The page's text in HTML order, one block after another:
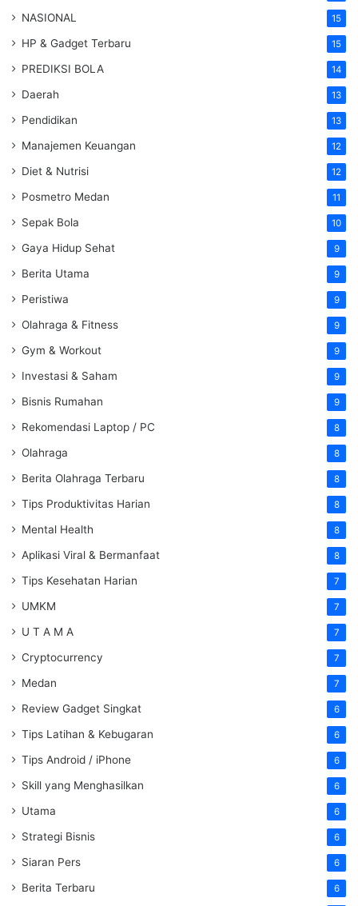
NASIONAL 15
HP & Gadget Terbaru 15
PREDIKSI BOLA 14
Daerah 13
Pendidikan 13
Manajemen Keuangan 12
Diet & Nutrisi 12
Posmetro Medan 11
Sepak Bola 10
Gaya Hidup Sehat 9
Berita Utama 9
Peristiwa 9
Olahraga & Fitness 9
Gym & Workout 9
Investasi & Saham 9
Bisnis Rumahan 9
Rekomendasi Laptop / PC 8
Olahraga 8
Berita Olahraga Terbaru 8
Tips Produktivitas Harian 8
Mental Health 8
Aplikasi Viral & Bermanfaat 8
Tips Kesehatan Harian 7
UMKM 7
U T A M A 7
Cryptocurrency 7
Medan 7
Review Gadget Singkat 6
Tips Latihan & Kebugaran 6
Tips Android / iPhone 6
Skill yang Menghasilkan 6
Utama 6
Strategi Bisnis 6
Siaran Pers 6
Berita Terbaru 6